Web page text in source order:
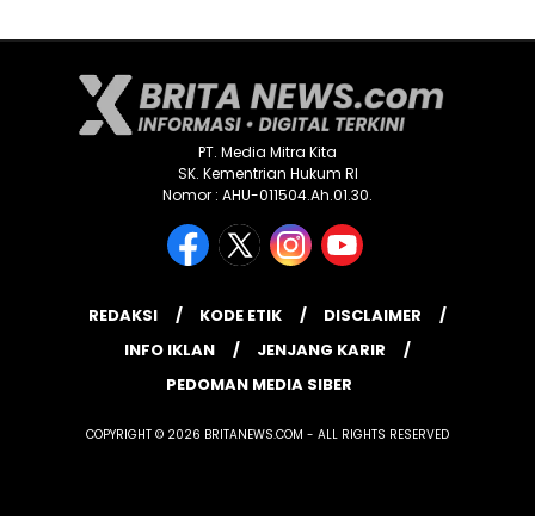
PT. Media Mitra Kita
SK. Kementrian Hukum RI
Nomor : AHU-011504.Ah.01.30.
REDAKSI KODE ETIK
DISCLAIMER
INFO IKLAN
JENJANG KARIR
PEDOMAN MEDIA SIBER
COPYRIGHT © 2026 BRITANEWS.COM - ALL RIGHTS RESERVED